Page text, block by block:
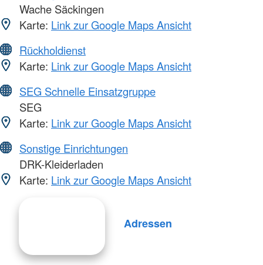
Wache Säckingen
Karte: Link zur Google Maps Ansicht
Rückholdienst
Karte: Link zur Google Maps Ansicht
SEG Schnelle Einsatzgruppe
SEG
Karte: Link zur Google Maps Ansicht
Sonstige Einrichtungen
DRK-Kleiderladen
Karte: Link zur Google Maps Ansicht
Adressen